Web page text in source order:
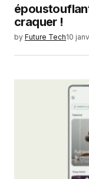
craquer !
by Future Tech10